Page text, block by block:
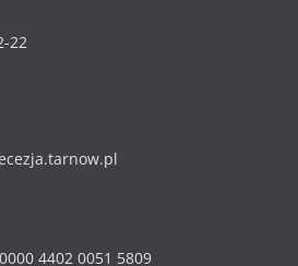
22
4402 0051 5809